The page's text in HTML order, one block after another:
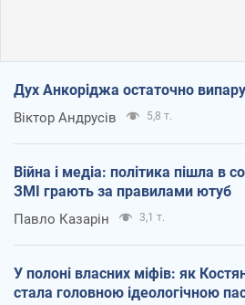
Дух Анкоріджа остаточно
Віктор Андрусів 5,8 т.
Війна і медіа: політика пішла в
ЗМІ грають за правилами ютуб
Павло Казарін 3,1 т.
У полоні власних міфів: як
стала головною ідеологічною